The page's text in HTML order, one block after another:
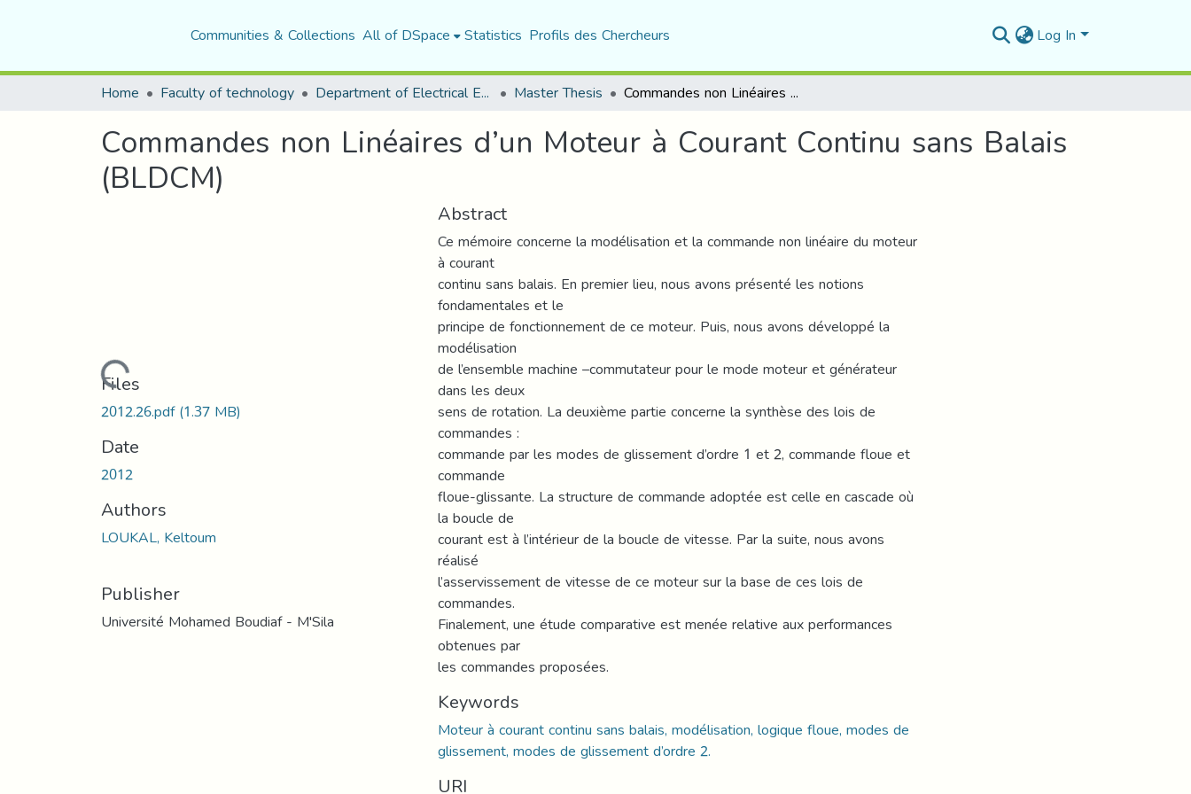
Communities & Collections All of DSpace Statistics Profils des Chercheurs Log In
Home Faculty of technology Department of Electrical Engineering Master Thesis Commandes non Linéaires d’un Moteur à Courant Continu sans Balais (BLDCM)
Commandes non Linéaires d’un Moteur à Courant Continu sans Balais
(BLDCM)
Loading...
Files
2012.26.pdf(1.37 MB)
Date
2012
Authors
LOUKAL, Keltoum
Publisher
Université Mohamed Boudiaf - M'Sila
Abstract
Ce mémoire concerne la modélisation et la commande non linéaire du moteur
à courant
continu sans balais. En premier lieu, nous avons présenté les notions
fondamentales et le
principe de fonctionnement de ce moteur. Puis, nous avons développé la
modélisation
de l’ensemble machine –commutateur pour le mode moteur et générateur
dans les deux
sens de rotation. La deuxième partie concerne la synthèse des lois de
commandes :
commande par les modes de glissement d’ordre 1 et 2, commande floue et
commande
floue-glissante. La structure de commande adoptée est celle en cascade où
la boucle de
courant est à l’intérieur de la boucle de vitesse. Par la suite, nous avons
réalisé
l’asservissement de vitesse de ce moteur sur la base de ces lois de
commandes.
Finalement, une étude comparative est menée relative aux performances
obtenues par
les commandes proposées.
Keywords
Moteur à courant continu sans balais, modélisation, logique floue, modes de
glissement, modes de glissement d’ordre 2.
URI